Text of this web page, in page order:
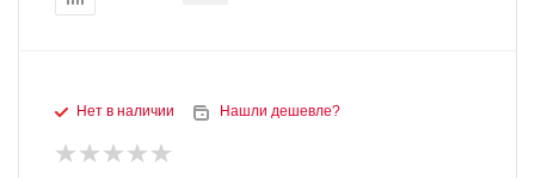
Нет в наличии Нашли дешевле?